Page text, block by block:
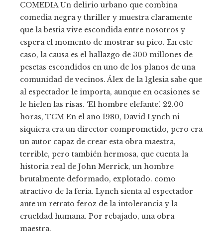
COMEDIA Un delirio urbano que combina
comedia negra y thriller y muestra claramente
que la bestia vive escondida entre nosotros y
espera el momento de mostrar su pico. En este
caso, la causa es el hallazgo de 300 millones de
pesetas escondidos en uno de los planos de una
comunidad de vecinos. Álex de la Iglesia sabe que
al espectador le importa, aunque en ocasiones se
le hielen las risas. ‘El hombre elefante’. 22.00
horas, TCM En el año 1980, David Lynch ni
siquiera era un director comprometido, pero era
un autor capaz de crear esta obra maestra,
terrible, pero también hermosa, que cuenta la
historia real de John Merrick, un hombre
brutalmente deformado, explotado. como
atractivo de la feria. Lynch sienta al espectador
ante un retrato feroz de la intolerancia y la
crueldad humana. Por rebajado, una obra
maestra.